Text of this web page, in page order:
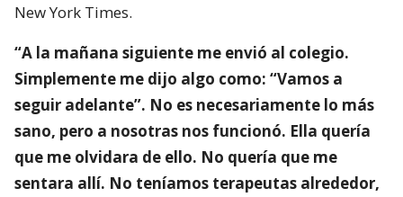
New York Times.
“A la mañana siguiente me envió al colegio.
Simplemente me dijo algo como: “Vamos a
seguir adelante”. No es necesariamente lo más
sano, pero a nosotras nos funcionó. Ella quería
que me olvidara de ello. No quería que me
sentara allí. No teníamos terapeutas alrededor,